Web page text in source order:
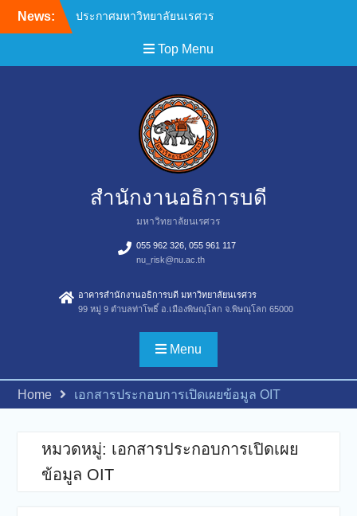
News:
ประกาศมหาวิทยาลัยนเรศวร
ราคา เช่าเครื่องถ่ายเอกสาร
พร้อมระบบเครือข่ายและ
พฤศจิกายน 2568 จำนวน 1
งาน ของสำนักงานอธิการบดี
โดยวิธีเฉพาะเจาะจง
ประกาศมหาวิทยาลัยนเรศวร
เรื่อง ประกาศผู้ชนะการเสนอ
ราคา จ้างบำรุงรักษา
โปรแกรมระบบงาน
สารบรรณอิเล็กทรอนิกส์ผ่าน
เครือข่าย Online
มหาวิทยาลัยนเรศวร จำนวน
เทคโนโลยีสารสนเทศและ
การสื่อสาร โดยวิธีเฉพาะ
ประกาศมหาวิทยาลัยนเรศวร
เรื่อง ประกาศผู้ชนะการเสนอ
ราคา จ้างเหมาบำรุงรักษา
ระบบเครื่องสำรองไฟฟ้าห้อง
ของกองบริการเทคโนโลยี
สารสนเทศและการสื่อสาร
Top Menu
สำนักงานอธิการบดี
มหาวิทยาลัยนเรศวร
055 962 326, 055 961 117
nu_risk@nu.ac.th
อาคารสำนักงานอธิการบดี มหาวิทยาลัยนเรศวร
99 หมู่ 9 ตำบลท่าโพธิ์ อ.เมืองพิษณุโลก จ.พิษณุโลก 65000
Menu
Home เอกสารประกอบการเปิดเผยข้อมูล OIT
หมวดหมู่: เอกสารประกอบการเปิดเผย
ข้อมูล OIT